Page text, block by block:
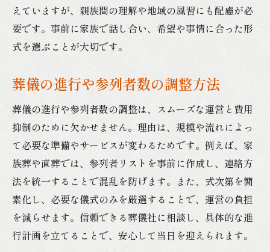
えていますが、親族間の理解や地域の風習にも配慮が必
要です。事前に家族で話し合い、希望や事情に合った形
式を選ぶことが大切です。
葬儀の進行や参列者数の調整方法
葬儀の進行や参列者数の調整は、スムーズな運営と費用
抑制のために欠かせません。理由は、規模や流れによっ
て必要な準備やサービスが変わるためです。例えば、家
族葬や直葬では、参列者リストを事前に作成し、連絡方
法を統一することで混乱を防げます。また、式次第を簡
素化し、必要な儀式のみを厳選することで、運営の負担
を減らせます。信頼できる葬儀社に相談し、具体的な進
行計画を立てることで、安心して当日を迎えられます。